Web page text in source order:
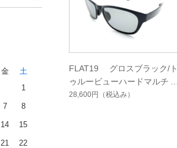
FLAT19 グロスブラック/ト
ゥルービューハードマルチシ
ングルコート
28,600円 （税込み）
金
土
1
7 8
14 15
21 22